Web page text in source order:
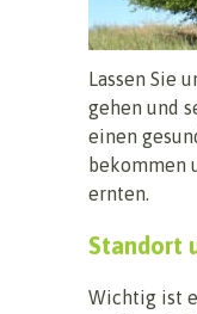
Lassen Sie
gehen und
einen
bekommen
ernten.
Standort
Wichtig ist